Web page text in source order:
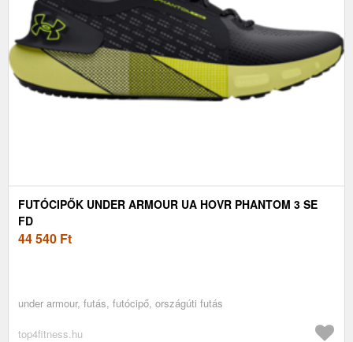
FUTÓCIPŐK UNDER ARMOUR UA HOVR PHANTOM 3 SE
FD
44 540 Ft
under armour, futás, futócipő, országúti futás
top4fitness.hu